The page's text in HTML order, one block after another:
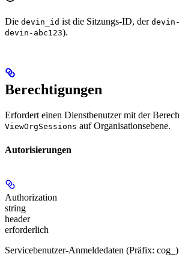
Die devin_id ist die Sitzungs-ID, der devin-
devin-abc123).
Berechtigungen
Erfordert einen Dienstbenutzer mit der
ViewOrgSessions auf Organisationsebene.
Autorisierungen
Authorization
string
header
erforderlich
Servicebenutzer-Anmeldedaten (Präfix: cog_)